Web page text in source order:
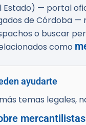
Estado) — portal
de Córdoba
o buscar
como
ayudarte
temas legales,